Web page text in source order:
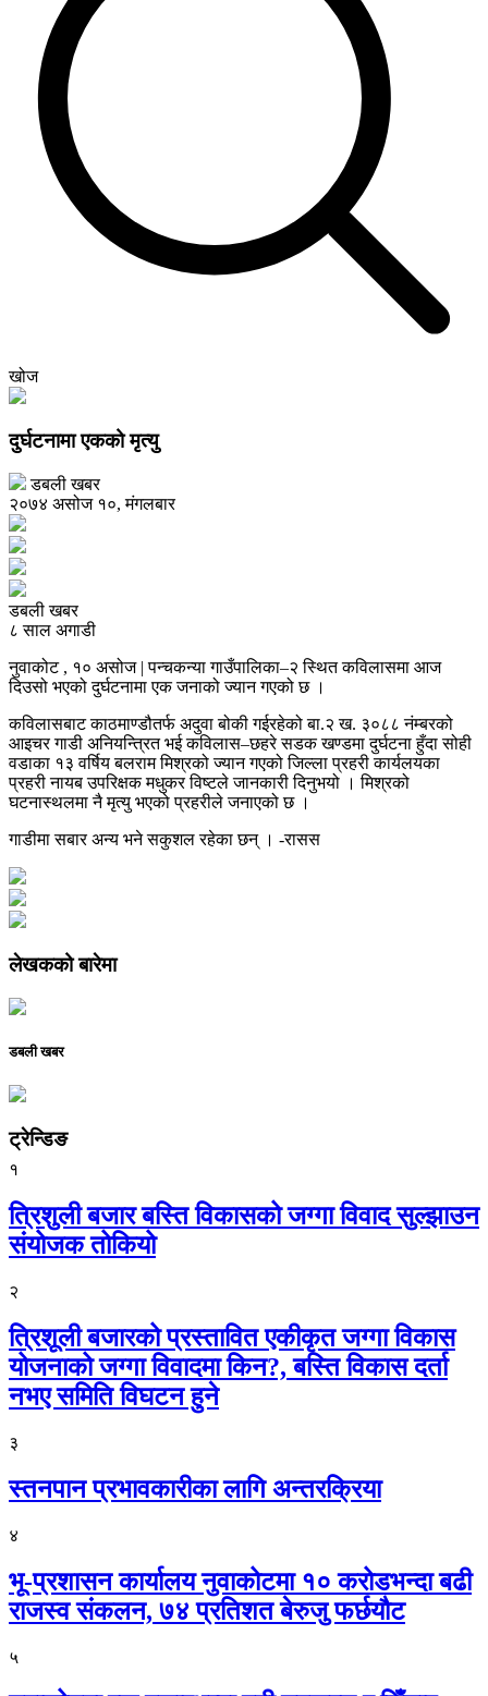
खोज
दुर्घटनामा एकको मृत्यु
डबली खबर
२०७४ असोज १०, मंगलबार
डबली खबर
८ साल अगाडी
नुवाकोट , १० असोज | पन्चकन्या गाउँपालिका–२ स्थित कविलासमा आज
दिउसो भएको दुर्घटनामा एक जनाको ज्यान गएको छ ।
कविलासबाट काठमाण्डौतर्फ अदुवा बोकी गईरहेको बा.२ ख. ३०८८ नंम्बरको
आइचर गाडी अनियन्त्रित भई कविलास–छहरे सडक खण्डमा दुर्घटना हुँदा सोही
वडाका १३ वर्षिय बलराम मिश्रको ज्यान गएको जिल्ला प्रहरी कार्यलयका
प्रहरी नायब उपरिक्षक मधुकर विष्टले जानकारी दिनुभयो । मिश्रको
घटनास्थलमा नै मृत्यु भएको प्रहरीले जनाएको छ ।
गाडीमा सबार अन्य भने सकुशल रहेका छन् । -रासस
लेखकको बारेमा
डबली खबर
ट्रेन्डिङ
१
त्रिशुली बजार बस्ति विकासको जग्गा विवाद सुल्झाउन
संयोजक तोकियो
२
त्रिशूली बजारको प्रस्तावित एकीकृत जग्गा विकास
योजनाको जग्गा विवादमा किन?, बस्ति विकास दर्ता
नभए समिति विघटन हुने
३
स्तनपान प्रभावकारीका लागि अन्तरक्रिया
४
भू-प्रशासन कार्यालय नुवाकोटमा १० करोडभन्दा बढी
राजस्व संकलन, ७४ प्रतिशत बेरुजु फर्छयौट
५